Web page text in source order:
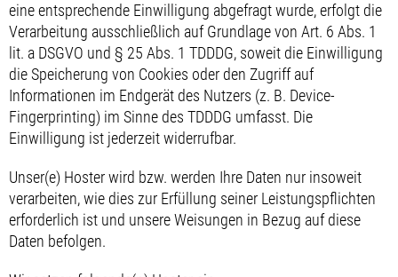
eine entsprechende Einwilligung abgefragt wurde, erfolgt die
Verarbeitung ausschließlich auf Grundlage von Art. 6 Abs. 1
lit. a DSGVO und § 25 Abs. 1 TDDDG, soweit die Einwilligung
die Speicherung von Cookies oder den Zugriff auf
Informationen im Endgerät des Nutzers (z. B. Device-
Fingerprinting) im Sinne des TDDDG umfasst. Die
Einwilligung ist jederzeit widerrufbar.
Unser(e) Hoster wird bzw. werden Ihre Daten nur insoweit
verarbeiten, wie dies zur Erfüllung seiner Leistungspflichten
erforderlich ist und unsere Weisungen in Bezug auf diese
Daten befolgen.